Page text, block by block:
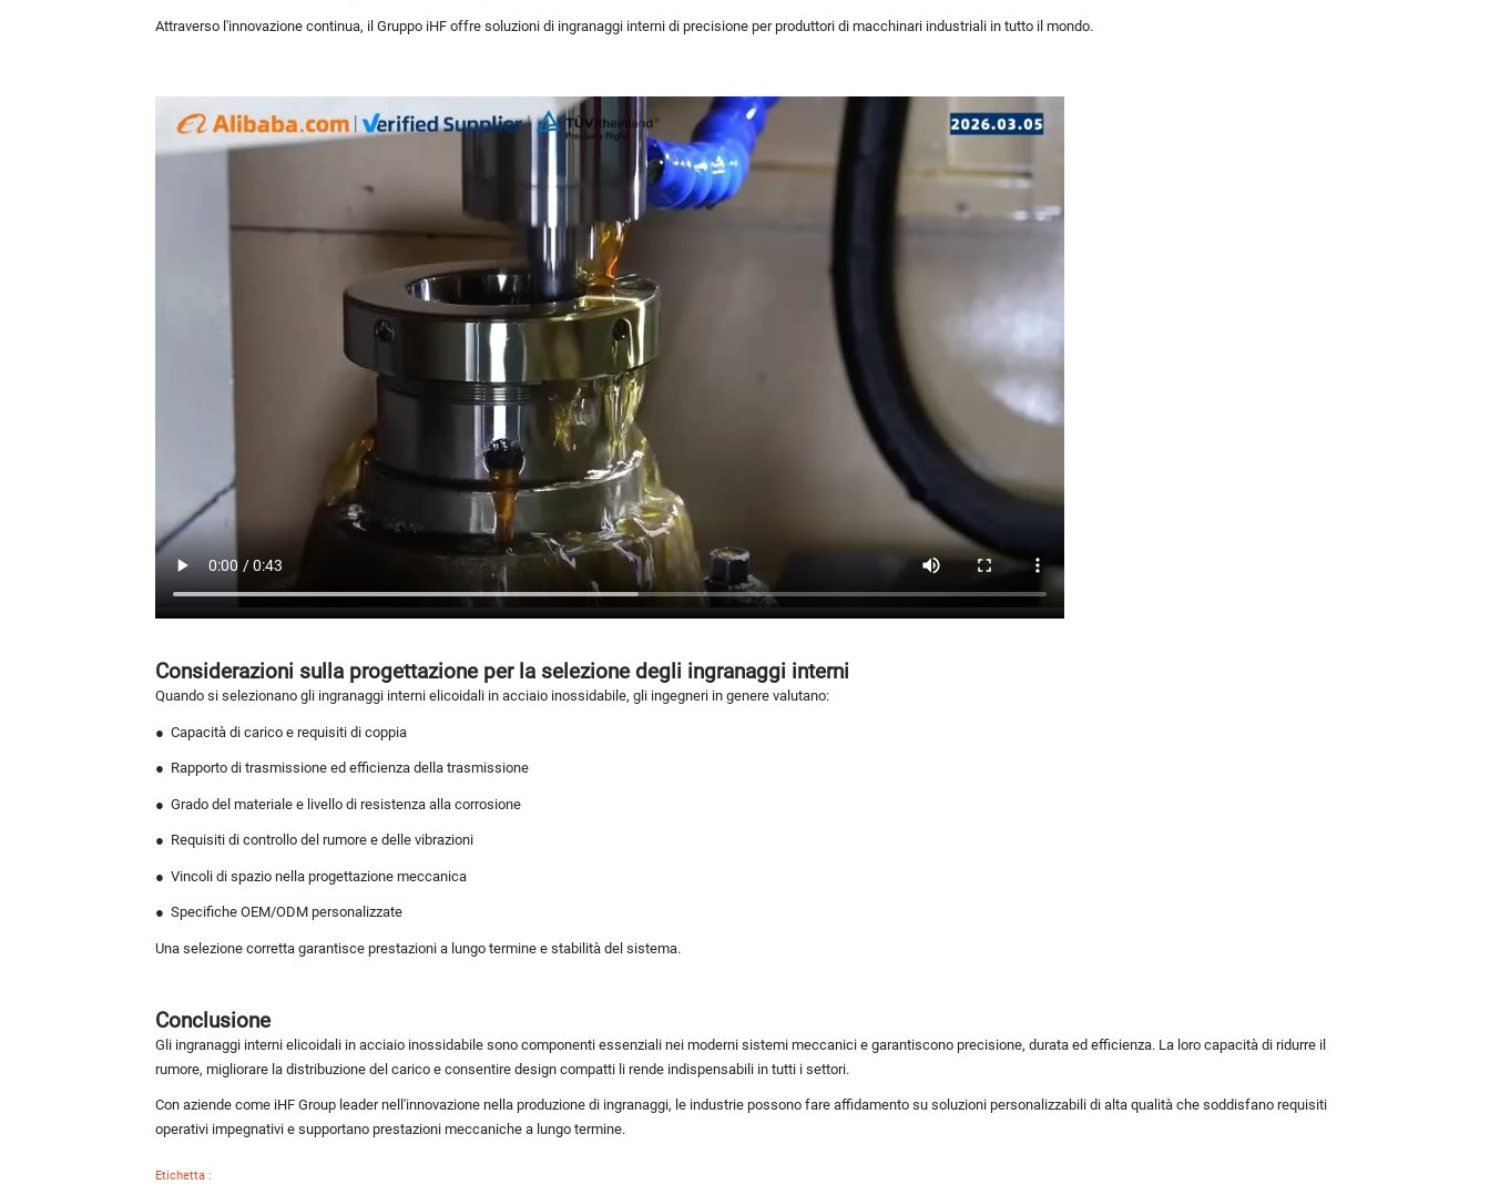
Attraverso l'innovazione continua, il Gruppo iHF offre soluzioni di ingranaggi interni di precisione per produttori di macchinari industriali in tutto il mondo.
Considerazioni sulla progettazione per la selezione degli ingranaggi interni
Quando si selezionano gli ingranaggi interni elicoidali in acciaio inossidabile, gli ingegneri in genere valutano:
● Capacità di carico e requisiti di coppia
● Rapporto di trasmissione ed efficienza della trasmissione
● Grado del materiale e livello di resistenza alla corrosione
● Requisiti di controllo del rumore e delle vibrazioni
● Vincoli di spazio nella progettazione meccanica
● Specifiche OEM/ODM personalizzate
Una selezione corretta garantisce prestazioni a lungo termine e stabilità del sistema.
Conclusione
Gli ingranaggi interni elicoidali in acciaio inossidabile sono componenti essenziali nei moderni sistemi meccanici e garantiscono precisione, durata ed efficienza. La loro capacità di ridurre il
rumore, migliorare la distribuzione del carico e consentire design compatti li rende indispensabili in tutti i settori.
Con aziende come iHF Group leader nell'innovazione nella produzione di ingranaggi, le industrie possono fare affidamento su soluzioni personalizzabili di alta qualità che soddisfano requisiti
operativi impegnativi e supportano prestazioni meccaniche a lungo termine.
Etichetta :